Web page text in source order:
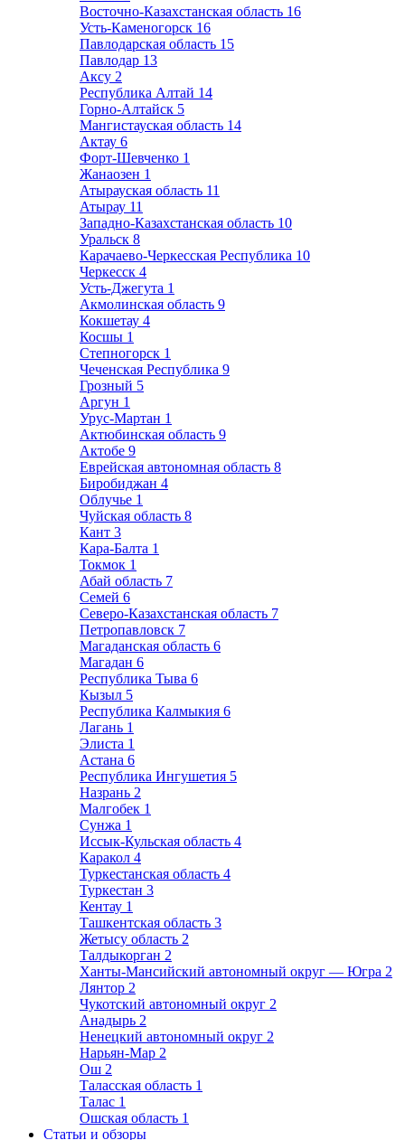
Восточно-Казахстанская область 16
Усть-Каменогорск 16
Павлодарская область 15
Павлодар 13
Аксу 2
Республика Алтай 14
Горно-Алтайск 5
Мангистауская область 14
Актау 6
Форт-Шевченко 1
Жанаозен 1
Атырауская область 11
Атырау 11
Западно-Казахстанская область 10
Уральск 8
Карачаево-Черкесская Республика 10
Черкесск 4
Усть-Джегута 1
Акмолинская область 9
Кокшетау 4
Косшы 1
Степногорск 1
Чеченская Республика 9
Грозный 5
Аргун 1
Урус-Мартан 1
Актюбинская область 9
Актобе 9
Еврейская автономная область 8
Биробиджан 4
Облучье 1
Чуйская область 8
Кант 3
Кара-Балта 1
Токмок 1
Абай область 7
Семей 6
Северо-Казахстанская область 7
Петропавловск 7
Магаданская область 6
Магадан 6
Республика Тыва 6
Кызыл 5
Республика Калмыкия 6
Лагань 1
Элиста 1
Астана 6
Республика Ингушетия 5
Назрань 2
Малгобек 1
Сунжа 1
Иссык-Кульская область 4
Каракол 4
Туркестанская область 4
Туркестан 3
Кентау 1
Ташкентская область 3
Жетысу область 2
Талдыкорган 2
Ханты-Мансийский автономный округ — Югра 2
Лянтор 2
Чукотский автономный округ 2
Анадырь 2
Ненецкий автономный округ 2
Нарьян-Мар 2
Ош 2
Таласская область 1
Талас 1
Ошская область 1
Статьи и обзоры